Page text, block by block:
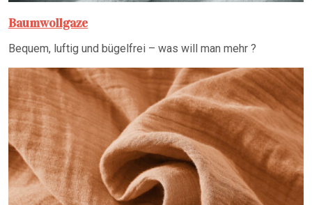
Baumwollgaze
Bequem, luftig und bügelfrei – was will man mehr ?